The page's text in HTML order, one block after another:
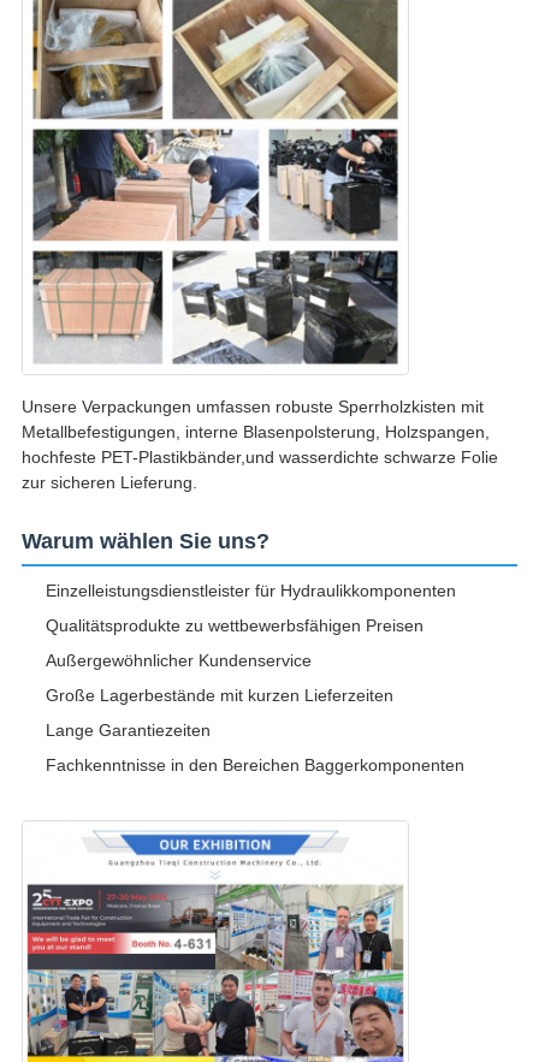
Unsere Verpackungen umfassen robuste Sperrholzkisten mit
Metallbefestigungen, interne Blasenpolsterung, Holzspangen,
hochfeste PET-Plastikbänder,und wasserdichte schwarze Folie
zur sicheren Lieferung.
Warum wählen Sie uns?
Einzelleistungsdienstleister für Hydraulikkomponenten
Qualitätsprodukte zu wettbewerbsfähigen Preisen
Außergewöhnlicher Kundenservice
Große Lagerbestände mit kurzen Lieferzeiten
Lange Garantiezeiten
Fachkenntnisse in den Bereichen Baggerkomponenten